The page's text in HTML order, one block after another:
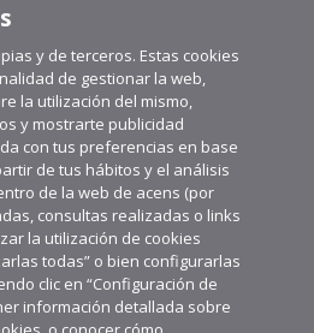
y de terceros. Estas cookies
de gestionar la web,
la utilización del mismo,
y mostrarte publicidad
con tus preferencias en base
de tus hábitos y el análisis
de la web de acens (por
consultas realizadas o links
la utilización de cookies
todas” o bien configurarlas
clic en “Configuración de
información detallada sobre